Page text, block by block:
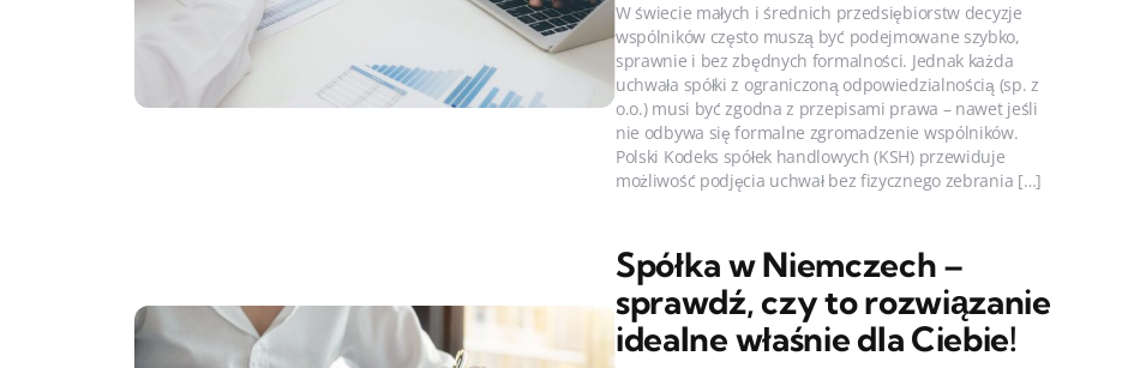
W świecie małych i średnich przedsiębiorstw decyzje
wspólników często muszą być podejmowane szybko,
sprawnie i bez zbędnych formalności. Jednak każda
uchwała spółki z ograniczoną odpowiedzialnością (sp. z
o.o.) musi być zgodna z przepisami prawa – nawet jeśli
nie odbywa się formalne zgromadzenie wspólników.
Polski Kodeks spółek handlowych (KSH) przewiduje
możliwość podjęcia uchwał bez fizycznego zebrania […]
Spółka w Niemczech –
sprawdź, czy to rozwiązanie
idealne właśnie dla Ciebie!